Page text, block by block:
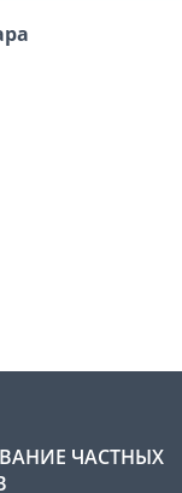
ЧАСТНЫХ